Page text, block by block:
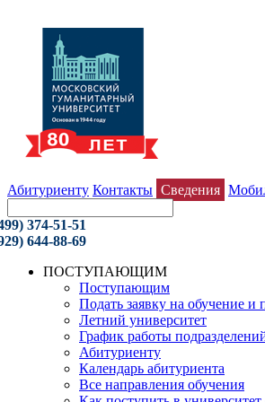
Абитуриенту Контакты Сведения
374-51-51
644-88-69
ПОСТУПАЮЩИМ
Поступающим
Подать заявку на обучение и
Летний университет
График работы
Абитуриенту
Календарь абитуриента
Все направления обучения